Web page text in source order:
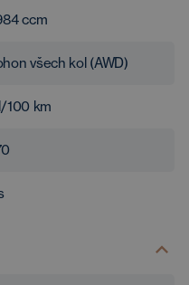
ccm
všech kol (AWD)
l/100 km